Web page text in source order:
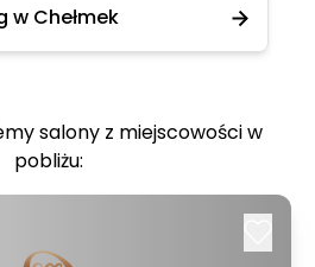
w Chełmek
salony z miejscowości w
pobliżu: